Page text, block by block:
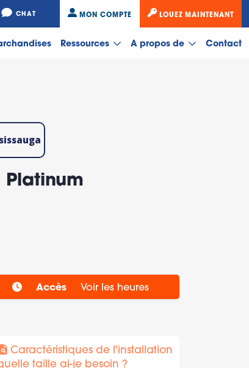
CHAT MON COMPTE LOUEZ MAINTENANT
Ressources A propos de Contact
Accès Voir les heures
Caractéristiques de l'installation
taille ai-je besoin ?